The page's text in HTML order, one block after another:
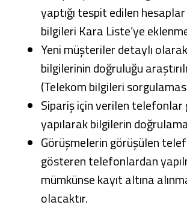
yaptığı tespit edilen
bilgileri Kara Liste’ye
Yeni müşteriler detaylı
bilgilerinin doğruluğu
(Telekom bilgileri
Sipariş için verilen telefonlar
yapılarak bilgilerin
Görüşmelerin görüşülen
gösteren telefonlardan
mümkünse kayıt altına
olacaktır.